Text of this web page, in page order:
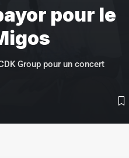
pour le
Group pour un concert